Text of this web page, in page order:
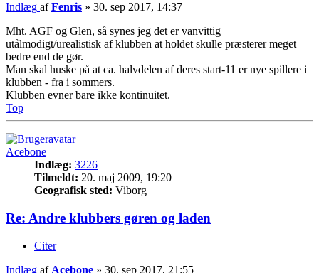
Indlæg afFenris » 30. sep 2017, 14:37
Mht. AGF og Glen, så synes jeg det er vanvittig
utålmodigt/urealistisk af klubben at holdet skulle præsterer meget
bedre end de gør.
Man skal huske på at ca. halvdelen af deres start-11 er nye spillere i
klubben - fra i sommers.
Klubben evner bare ikke kontinuitet.
Top
Acebone
Indlæg: 3226
Tilmeldt: 20. maj 2009, 19:20
Geografisk sted: Viborg
Re: Andre klubbers gøren og laden
Citer
Indlæg af Acebone » 30. sep 2017, 21:55